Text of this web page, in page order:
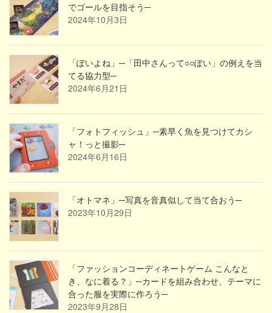
でゴールを目指そう─
2024年10月3日
「ぽいよね」─「田中さんって○○ぽい」の例えを当
てる協力型─
2024年6月21日
「フォトフィッシュ」─素早く魚を見つけてカシ
ャ！っと撮影─
2024年6月16日
「オトマネ」─写真を音真似して当て合おう─
2023年10月29日
「ファッションコーディネートゲーム こんなと
き、なに着る？」─カードを組み合わせ、テーマに
合った服を実際に作ろう─
2023年9月28日